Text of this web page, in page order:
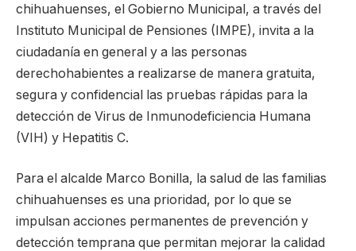
chihuahuenses, el Gobierno Municipal, a través del
Instituto Municipal de Pensiones (IMPE), invita a la
ciudadanía en general y a las personas
derechohabientes a realizarse de manera gratuita,
segura y confidencial las pruebas rápidas para la
detección de Virus de Inmunodeficiencia Humana
(VIH) y Hepatitis C.
Para el alcalde Marco Bonilla, la salud de las familias
chihuahuenses es una prioridad, por lo que se
impulsan acciones permanentes de prevención y
detección temprana que permitan mejorar la calidad